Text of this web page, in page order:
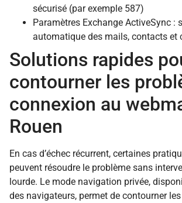
sécurisé (par exemple 587)
Paramètres Exchange ActiveSync :
automatique des mails, contacts et
Solutions rapides
contourner les
connexion au
Rouen
En cas d’échec récurrent, certaines
peuvent résoudre le problème sans
lourde. Le mode navigation privée,
des navigateurs, permet de contourner